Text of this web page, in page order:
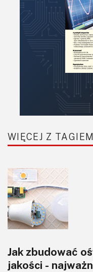
WIĘCEJ Z TAGIEM
Jak zbudować
jakości -